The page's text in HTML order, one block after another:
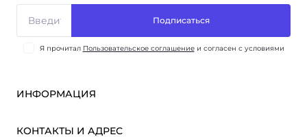
Подписаться
Я прочитал Пользовательское соглашениеи согласен с условиями
ИНФОРМАЦИЯ
КОНТАКТЫ И АДРЕС